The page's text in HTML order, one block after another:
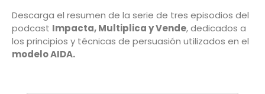
Descarga el resumen de la serie de tres episodios del
podcast Impacta, Multiplica y Vende, dedicados a
los principios y técnicas de persuasión utilizados en el
modelo AIDA.